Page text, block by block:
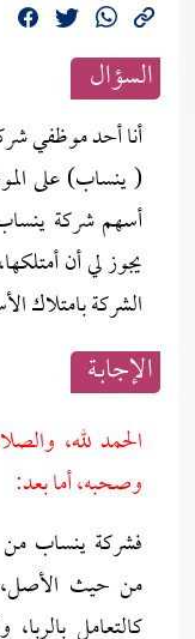
السؤال
أنا أحد موظفي
( ينساب) على
أسهم شركة
يجوز لي أن
الشركة بامتلاك
الإجابــة
الحمد لله،
وصحبه، أما بعد:
فشركة ينساب من
من حيث الأصل،
كالتعامل